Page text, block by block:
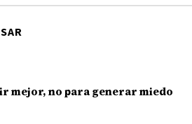
mejor, no para generar miedo